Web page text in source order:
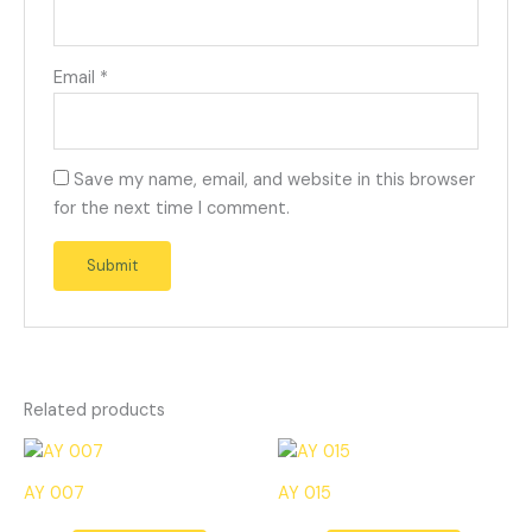
Email *
Save my name, email, and website in this browser
for the next time I comment.
Related products
AY 007 AY 015